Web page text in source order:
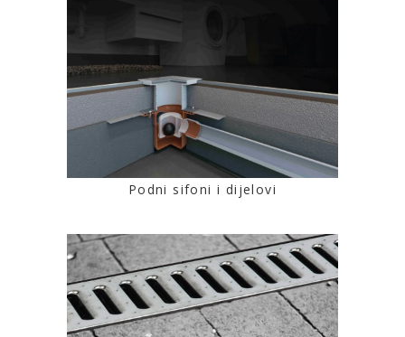
Podni sifoni i dijelovi